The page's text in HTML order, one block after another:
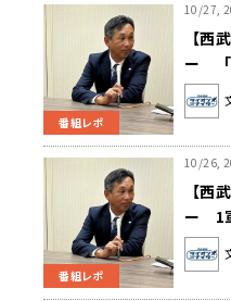
番組レポ
10/27,
【西
ー 「
すし
りま
番組レポ
10/26,
【西
ー 1
なか